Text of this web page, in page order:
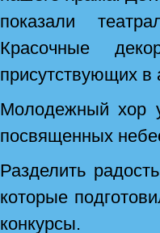
показали
Красочные
присутствующих в
Молодежный хор
посвященных
Разделить
которые
конкурсы.